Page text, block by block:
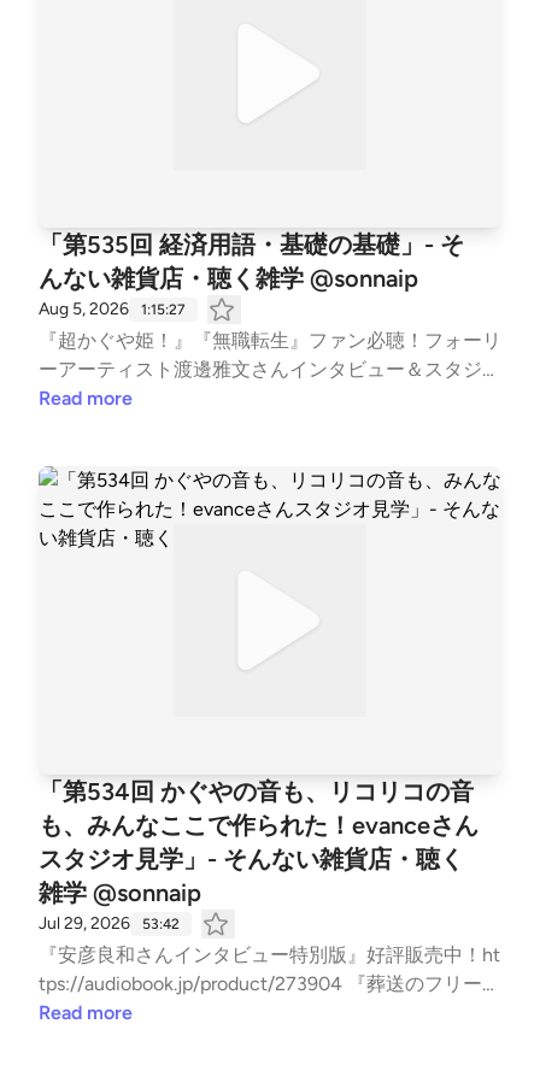
「第535回 経済用語・基礎の基礎」- そ
んない雑貨店・聴く雑学 @sonnaip
Aug 5, 2026 1:15:27
『超かぐや姫！』『無職転生』ファン必聴！フォーリ
ーアーティスト渡邊雅文さんインタビュー＆スタジオ
見学、好評販売中！https://audiobook.jp/product/276
える経済用語基礎の基礎！ 【有料版】では、絶対に
儲かる投資術をお話ししています。 店長の小説やポ
ッドキャストの裏側が読めるnoteはこちら! audioboo
す！zakka@0438.jp [contact-form-7]
Read more
「第534回 かぐやの音も、リコリコの音
も、みんなここで作られた！evanceさん
スタジオ見学」- そんない雑貨店・聴く
雑学 @sonnaip
Jul 29, 2026 53:42
『安彦良和さんインタビュー特別版』好評販売中！ht
tps://audiobook.jp/product/273904 『葬送のフリーレ
ン』や『無職転生〜異世界行ったら本気出す〜』の効
Read more